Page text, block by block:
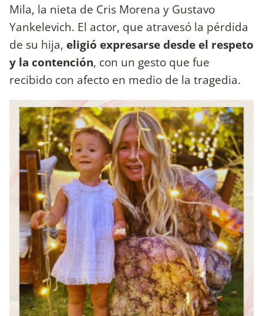
Mila, la nieta de Cris Morena y Gustavo
Yankelevich. El actor, que atravesó la pérdida
de su hija, eligió expresarse desde el respeto
y la contención, con un gesto que fue
recibido con afecto en medio de la tragedia.